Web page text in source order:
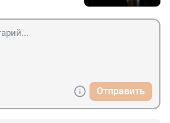
Отправить